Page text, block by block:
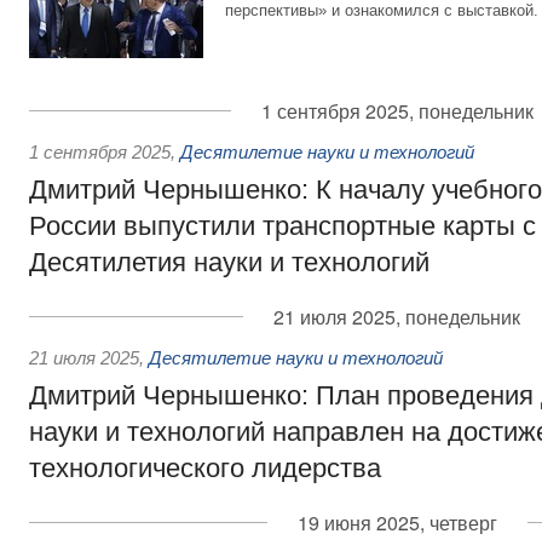
перспективы» и ознакомился с выставкой.
1 сентября 2025, понедельник
1 сентября 2025, Десятилетие науки и технологий
Дмитрий Чернышенко: К началу учебного
России выпустили транспортные карты
Десятилетия науки и технологий
21 июля 2025, понедельник
21 июля 2025, Десятилетие науки и технологий
Дмитрий Чернышенко: План проведения
науки и технологий направлен на
технологического лидерства
19 июня 2025, четверг